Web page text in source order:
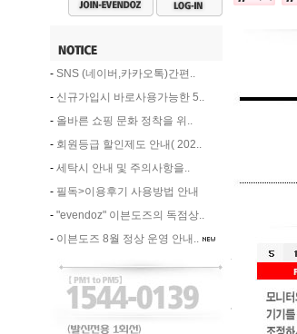
- SNS (네이버,카카오톡)간편..
- 신규가입시 바로사용가능한 5..
- 올바른 쇼핑 문화 정착을 위..
- 회원등급 할인제도 안내( 202..
- 세탁시 안내 및 주의사항을..
- 필독>이용후기 사용방법 안내
- "evendoz" 이븐도즈의 독점상..
- 이븐도즈 8월 정상 운영 안내..